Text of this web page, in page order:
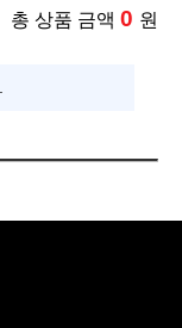
총 상품 금액 0 원